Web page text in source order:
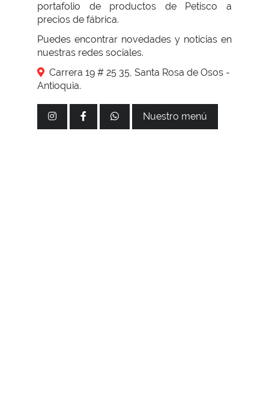
portafolio de productos de Petisco a
precios de fábrica.
Puedes encontrar novedades y noticias en
nuestras redes sociales.
Carrera 19 # 25 35, Santa Rosa de Osos -
Antioquia.
Nuestro menú